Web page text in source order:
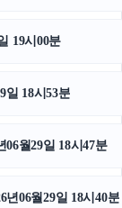
19시00분
일 18시53분
월29일 18시47분
06월29일 18시40분